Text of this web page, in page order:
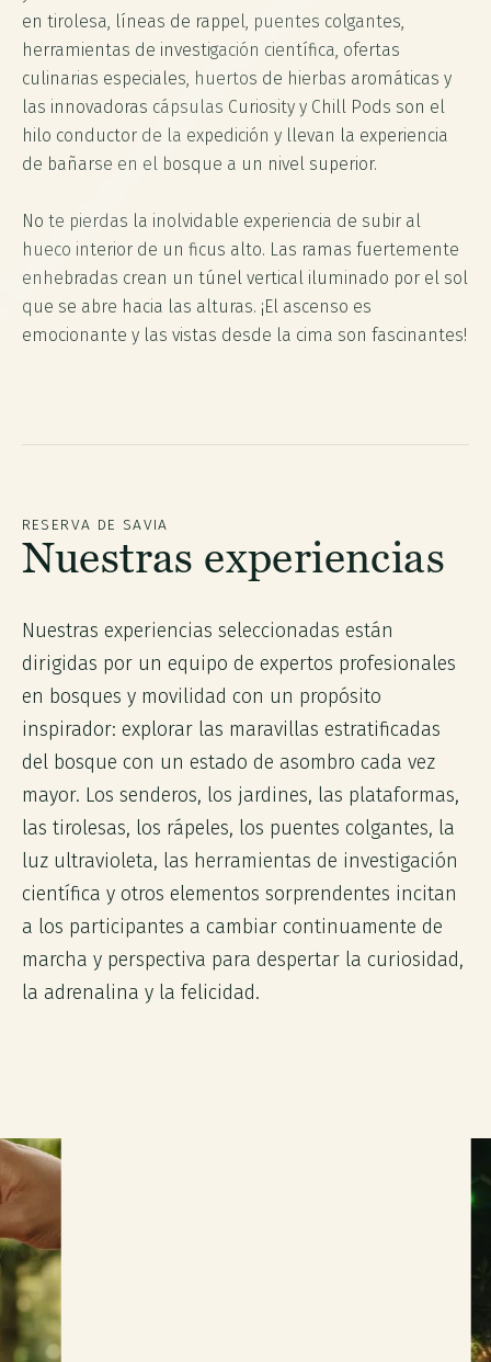
en tirolesa, líneas de rappel, puentes colgantes,
herramientas de investigación científica, ofertas
culinarias especiales, huertos de hierbas aromáticas y
las innovadoras cápsulas Curiosity y Chill Pods son el
hilo conductor de la expedición y llevan la experiencia
de bañarse en el bosque a un nivel superior.
No te pierdas la inolvidable experiencia de subir al
hueco interior de un ficus alto. Las ramas fuertemente
enhebradas crean un túnel vertical iluminado por el sol
que se abre hacia las alturas. ¡El ascenso es
emocionante y las vistas desde la cima son fascinantes!
RESERVA DE SAVIA
Nuestras experiencias
Nuestras experiencias seleccionadas están
dirigidas por un equipo de expertos profesionales
en bosques y movilidad con un propósito
inspirador: explorar las maravillas estratificadas
del bosque con un estado de asombro cada vez
mayor. Los senderos, los jardines, las plataformas,
las tirolesas, los rápeles, los puentes colgantes, la
luz ultravioleta, las herramientas de investigación
científica y otros elementos sorprendentes incitan
a los participantes a cambiar continuamente de
marcha y perspectiva para despertar la curiosidad,
la adrenalina y la felicidad.